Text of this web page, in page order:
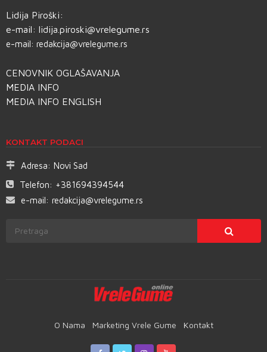
Lidija Piroški:
e-mail: lidija.piroski@vrelegume.rs
e-mail: redakcija@vrelegume.rs
CENOVNIK OGLAŠAVANJA
MEDIA INFO
MEDIA INFO ENGLISH
KONTAKT PODACI
Adresa: Novi Sad
Telefon: +381694394544
e-mail: redakcija@vrelegume.rs
O Nama Marketing Vrele Gume Kontakt